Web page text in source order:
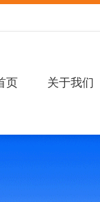
页 关于我们